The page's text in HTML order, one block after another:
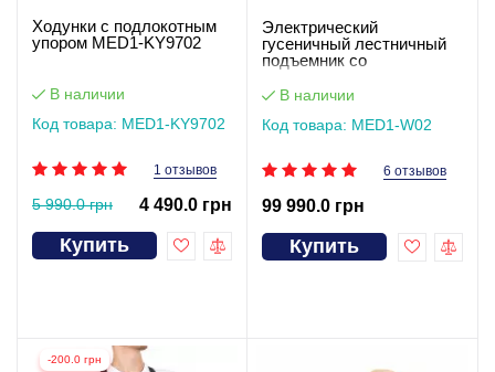
Ходунки с подлокотным
упором MED1-KY9702
В наличии
Код товара: MED1-KY9702
1 отзывов
5 990.0 грн 4 490.0 грн
Купить
Электрический
гусеничный лестничный
подъемник со
функцией электроколяски
В наличии
Код товара: MED1-W02
6 отзывов
99 990.0 грн
Купить
-200.0 грн